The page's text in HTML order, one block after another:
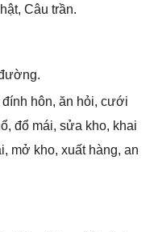
Câu trần.
hôn, ăn hỏi, cưới
đổ mái, ѕửa kho, khai
mở kho, xuất hàng, an